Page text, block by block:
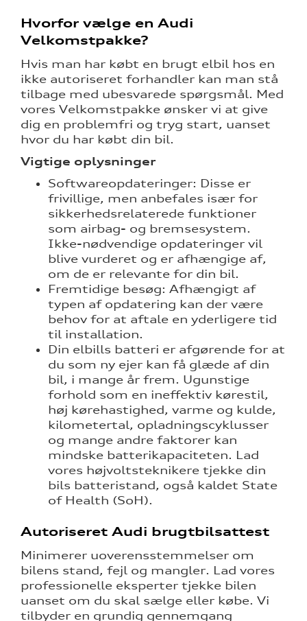
Hvorfor vælge en Audi
Velkomstpakke?
Hvis man har købt en brugt elbil hos en
ikke autoriseret forhandler kan man stå
tilbage med ubesvarede spørgsmål. Med
vores Velkomstpakke ønsker vi at give
dig en problemfri og tryg start, uanset
hvor du har købt din bil.
Vigtige oplysninger
Softwareopdateringer: Disse er
frivillige, men anbefales især for
sikkerhedsrelaterede funktioner
som airbag- og bremsesystem.
Ikke-nødvendige opdateringer vil
blive vurderet og er afhængige af,
om de er relevante for din bil.
Fremtidige besøg: Afhængigt af
typen af opdatering kan der være
behov for at aftale en yderligere tid
til installation.
Din elbills batteri er afgørende for at
du som ny ejer kan få glæde af din
bil, i mange år frem. Ugunstige
forhold som en ineffektiv kørestil,
høj kørehastighed, varme og kulde,
kilometertal, opladningscyklusser
og mange andre faktorer kan
mindske batterikapaciteten. Lad
vores højvoltsteknikere tjekke din
bils batteristand, også kaldet State
of Health (SoH).
Autoriseret Audi brugtbilsattest
Minimerer uoverensstemmelser om
bilens stand, fejl og mangler. Lad vores
professionelle eksperter tjekke bilen
uanset om du skal sælge eller købe. Vi
tilbyder en grundig gennemgang